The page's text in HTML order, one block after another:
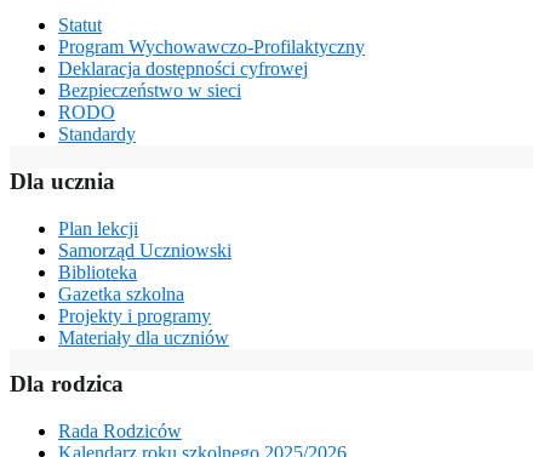
Statut
Program Wychowawczo-Profilaktyczny
Deklaracja dostępności cyfrowej
Bezpieczeństwo w sieci
RODO
Standardy
Dla ucznia
Plan lekcji
Samorząd Uczniowski
Biblioteka
Gazetka szkolna
Projekty i programy
Materiały dla uczniów
Dla rodzica
Rada Rodziców